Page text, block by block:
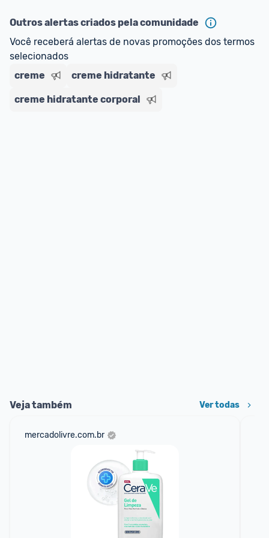
E lembre-se: você sempre pode contar ajuda da
comunidade para tirar dúvidas ou acionar os
nossos Admins marcando
comentário ou através do Fale com o Promobit.
Outros alertas criados pela comunidade
Você receberá alertas de novas promoções dos termos
selecionados
creme
creme hidratante
creme hidratante corporal
Veja também Ver todas
mercadolivre.com.br